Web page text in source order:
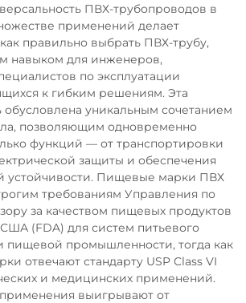
ПВХ-трубопроводов в
применений делает
правильно выбрать ПВХ-трубу,
навыком для инженеров,
по эксплуатации
к гибким решениям. Эта
обусловлена уникальным сочетанием
позволяющим одновременно
функций — от транспортировки
защиты и обеспечения
устойчивости. Пищевые марки ПВХ
требованиям Управления по
за качеством пищевых продуктов
(FDA) для систем питьевого
пищевой промышленности, тогда как
отвечают стандарту USP Class VI
и медицинских применений.
выигрывают от